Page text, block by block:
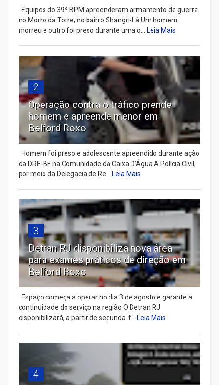
Equipes do 39º BPM apreenderam armamento de guerra
no Morro da Torre, no bairro Shangri-Lá Um homem
morreu e outro foi preso durante uma o...
Leia Mais
2
Operação contra o tráfico prende
homem e apreende menor em
Belford Roxo
Homem foi preso e adolescente apreendido durante ação
da DRE-BF na Comunidade da Caixa D’Água A Polícia Civil,
por meio da Delegacia de Re...
Leia Mais
3
Detran RJ disponibiliza nova área
para exames práticos de direção em
Belford Roxo
Espaço começa a operar no dia 3 de agosto e garante a
continuidade do serviço na região O Detran RJ
disponibilizará, a partir de segunda-f...
Leia Mais
4